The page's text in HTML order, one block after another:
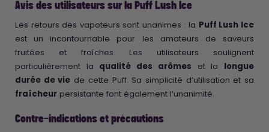
Avis des utilisateurs sur la Puff Lush Ice
Les retours des vapoteurs sont unanimes : la Puff Lush Ice
est un incontournable pour les amateurs de saveurs
fruitées et fraîches. Les utilisateurs soulignent
particulièrement la qualité des arômes et la longue
durée de vie de cette Puff. Sa simplicité d’utilisation et sa
fraîcheur persistante font également l’unanimité.
Contre-indications et précautions